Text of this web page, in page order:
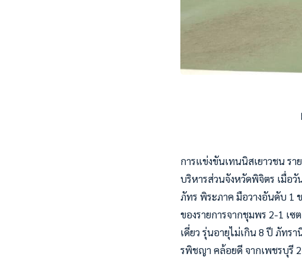
การแข่งขันเทนนิสเยาวชน ร
บริหารส่วนจังหวัดพิจิตร เมื่อวั
ภัทร พิระภาค มือวางอันดับ 1
ของรายการจากชุมพร 2-1 เ
เดี่ยว รุ่นอายุไม่เกิน 8 ปี ภัทร
รพิชญา คล้อยดี จากเพชรบุรี